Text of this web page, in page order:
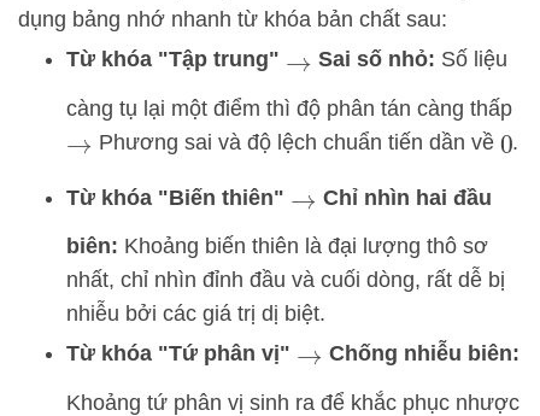
dụng bảng nhớ nhanh từ khóa bản chất sau:
Từ khóa "Tập trung" → Sai số nhỏ: Số liệu
càng tụ lại một điểm thì độ phân tán càng thấp
→ Phương sai và độ lệch chuẩn tiến dần về 0.
Từ khóa "Biến thiên" → Chỉ nhìn hai đầu
biên: Khoảng biến thiên là đại lượng thô sơ
nhất, chỉ nhìn đỉnh đầu và cuối dòng, rất dễ bị
nhiễu bởi các giá trị dị biệt.
Từ khóa "Tứ phân vị" → Chống nhiễu biên:
Khoảng tứ phân vị sinh ra để khắc phục nhược